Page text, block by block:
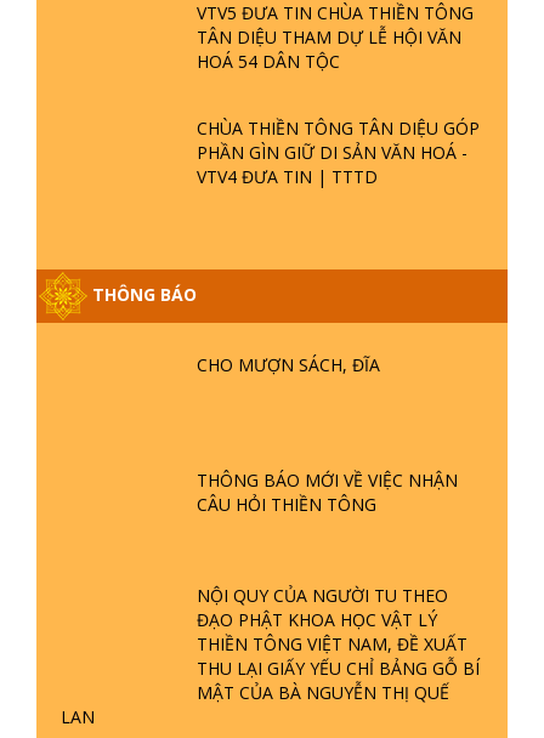
VTV5 ĐƯA TIN CHÙA THIỀN TÔNG
TÂN DIỆU THAM DỰ LỄ HỘI VĂN
HOÁ 54 DÂN TỘC
CHÙA THIỀN TÔNG TÂN DIỆU GÓP
PHẦN GÌN GIỮ DI SẢN VĂN HOÁ -
VTV4 ĐƯA TIN | TTTD
THÔNG BÁO
CHO MƯỢN SÁCH, ĐĨA
THÔNG BÁO MỚI VỀ VIỆC NHẬN
CÂU HỎI THIỀN TÔNG
NỘI QUY CỦA NGƯỜI TU THEO
ĐẠO PHẬT KHOA HỌC VẬT LÝ
THIỀN TÔNG VIỆT NAM, ĐỀ XUẤT
THU LẠI GIẤY YẾU CHỈ BẢNG GỖ BÍ
MẬT CỦA BÀ NGUYỄN THỊ QUẾ
LAN
GIẢI ĐÁP ĐẶC BIỆT P25 - SUỐT 49
NĂM PHẬT KHÔNG NÓI? HỘI LONG
HOA LÀ HỘI GÌ? TỬ VÌ ĐẠO
ĐƯỢC HÌNH THÀNH NHƯ THẾ NÀO?
PHẬT GIỚI CÓ THỜI GIAN KHÔNG? |
TTTD
ĐÀNG Ở ĐÂU? ĐỊA NGỤC Ở ĐÂU?
ĐỨC CHÚA TRỜI LÀ AI? QUỶ SA
TĂNG? | TTTD
GIẢI ĐÁP THIỀN TÔNG ĐẶC BIỆT P22
- TẠI SAO TRÁI ĐẤT NHIỀU THIÊN TAI